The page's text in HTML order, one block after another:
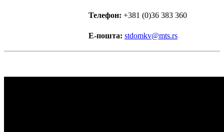
Телефон: +381 (0)36 383 360
Е-пошта: stdomkv@mts.rs